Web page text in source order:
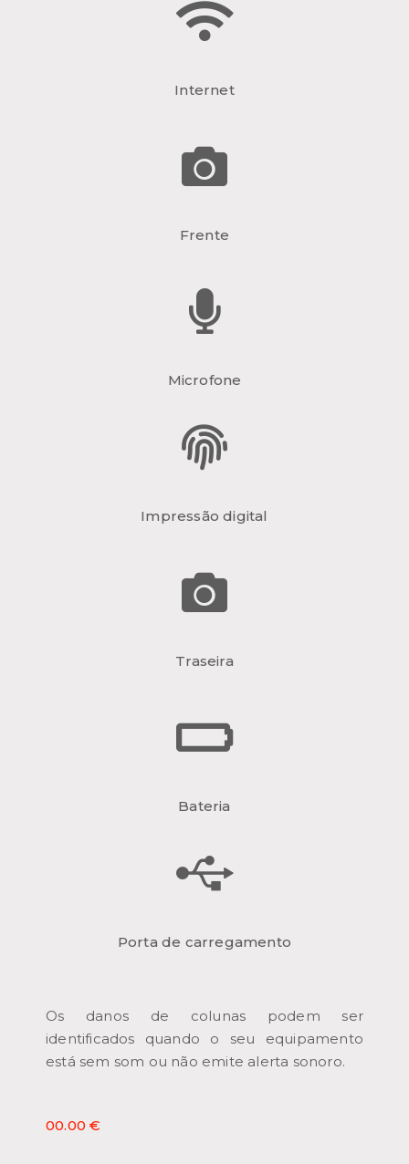
Internet
Frente
Microfone
Impressão digital
Traseira
Bateria
Porta de carregamento
Os danos de colunas podem ser
identificados quando o seu equipamento
está sem som ou não emite alerta sonoro.
00.00 €